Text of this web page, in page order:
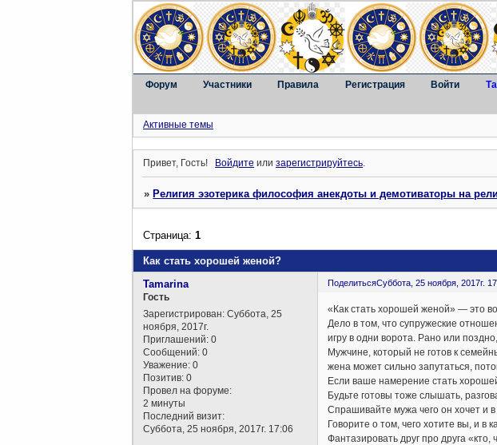
Форум Участники Правила Регистрация Войти
Активные темы
Привет, Гость! Войдите илизарегистрируйтесь.
»Религия эзотерика философия анекдоты и демотиваторы на
Как стать хорошей женой?
Страница:1
ПоделитьсяСуббота, 25 ноября, 2017г.
Tamarina
Гость
Зарегистрирован: Суббота, 25
ноября, 2017г.
Приглашений: 0
Сообщений: 0
Уважение: 0
Позитив: 0
Провел на форуме:
2 минуты
Последний визит:
Суббота, 25 ноября, 2017г. 17:06
«Как стать хорошей женой» — это
Дело в том, что супружеские
игру в одни ворота. Рано или
Мужчине, который не готов к
жена может сильно запутаться,
Если ваше намерение стать
Будьте готовы тоже слышать,
Спрашивайте мужа чего он хочет и
Говорите о том, чего хотите вы, и в
Фантазировать друг про друга